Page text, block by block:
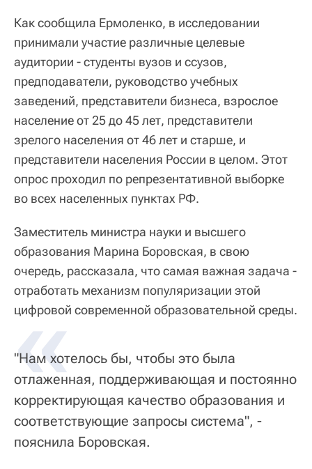
Как сообщила Ермоленко, в исследовании
принимали участие различные целевые
аудитории - студенты вузов и ссузов,
предподаватели, руководство учебных
заведений, представители бизнеса, взрослое
население от 25 до 45 лет, представители
зрелого населения от 46 лет и старше, и
представители населения России в целом. Этот
опрос проходил по репрезентативной выборке
во всех населенных пунктах РФ.
Заместитель министра науки и высшего
образования Марина Боровская, в свою
очередь, рассказала, что самая важная задача -
отработать механизм популяризации этой
цифровой современной образовательной среды.
«
"Нам хотелось бы, чтобы это была
отлаженная, поддерживающая и постоянно
корректирующая качество образования и
соответствующие запросы система", -
пояснила Боровская.